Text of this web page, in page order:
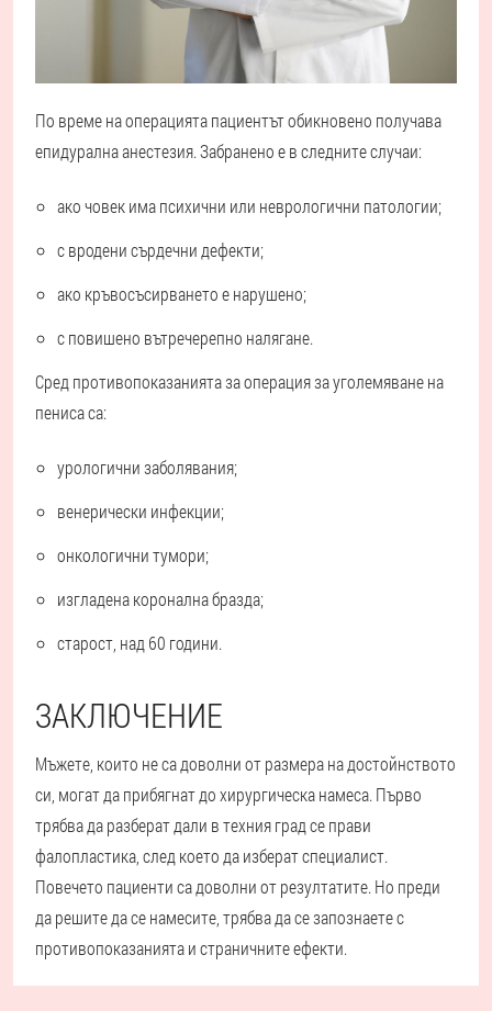
По време на операцията пациентът обикновено получава
епидурална анестезия. Забранено е в следните случаи:
ако човек има психични или неврологични патологии;
с вродени сърдечни дефекти;
ако кръвосъсирването е нарушено;
с повишено вътречерепно налягане.
Сред противопоказанията за операция за уголемяване на
пениса са:
урологични заболявания;
венерически инфекции;
онкологични тумори;
изгладена коронална бразда;
старост, над 60 години.
ЗАКЛЮЧЕНИЕ
Мъжете, които не са доволни от размера на достойнството
си, могат да прибягнат до хирургическа намеса. Първо
трябва да разберат дали в техния град се прави
фалопластика, след което да изберат специалист.
Повечето пациенти са доволни от резултатите. Но преди
да решите да се намесите, трябва да се запознаете с
противопоказанията и страничните ефекти.